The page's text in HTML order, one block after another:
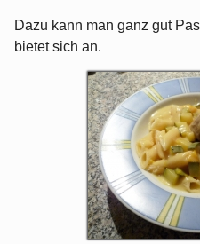
Dazu kann man ganz gut
bietet sich an.